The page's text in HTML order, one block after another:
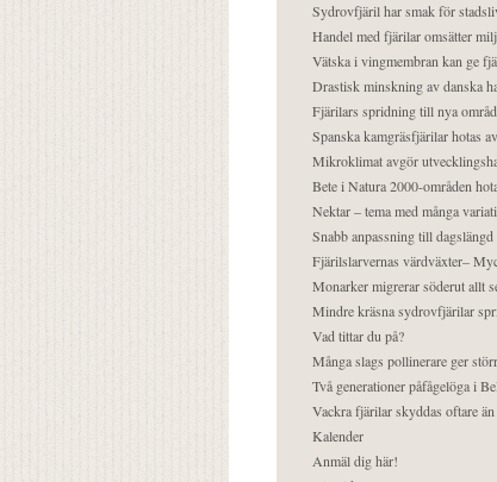
Sydrovfjäril har smak för
Handel med fjärilar omsätter
Vätska i vingmembran kan ge
Drastisk minskning av danska
Fjärilars spridning till nya
Spanska kamgräsfjärilar hotas
Mikroklimat avgör
Bete i Natura 2000-områden
Nektar – tema med många
Snabb anpassning till
Fjärilslarvernas värdväxter–
Monarker migrerar söderut allt
Mindre kräsna sydrovfjärilar
Vad tittar du på?
Många slags pollinerare ger
Två generationer påfågelöga i
Vackra fjärilar skyddas oftare
Kalender
Anmäl dig här!